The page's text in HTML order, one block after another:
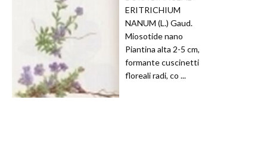
ERITRICHIUM
NANUM (L.) Gaud.
Miosotide nano
Piantina alta 2-5 cm,
formante cuscinetti
floreali radi, co ...